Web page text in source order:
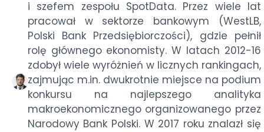
i szefem zespołu SpotData. Przez wiele lat
pracował w sektorze bankowym (WestLB,
Polski Bank Przedsiębiorczości), gdzie pełnił
rolę głównego ekonomisty. W latach 2012-16
zdobył wiele wyróżnień w licznych rankingach,
zajmując m.in. dwukrotnie miejsce na podium
konkursu na najlepszego analityka
makroekonomicznego organizowanego przez
Narodowy Bank Polski. W 2017 roku znalazł się